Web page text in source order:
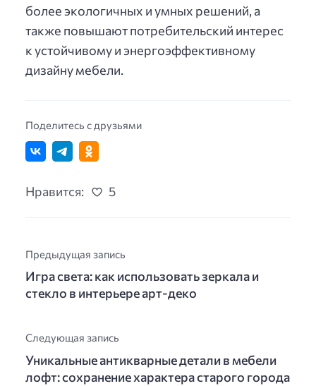
более экологичных и умных решений, а
также повышают потребительский интерес
к устойчивому и энергоэффективному
дизайну мебели.
Поделитесь с друзьями
Нравится: 5
Предыдущая запись
Игра света: как использовать зеркала и
стекло в интерьере арт-деко
Следующая запись
Уникальные антикварные детали в мебели
лофт: сохранение характера старого города